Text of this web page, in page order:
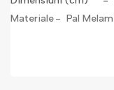
Materiale- Pal